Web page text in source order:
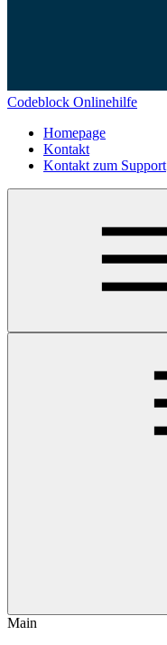
Codeblock Onlinehilfe
Homepage
Kontakt
Kontakt zum Support
Main